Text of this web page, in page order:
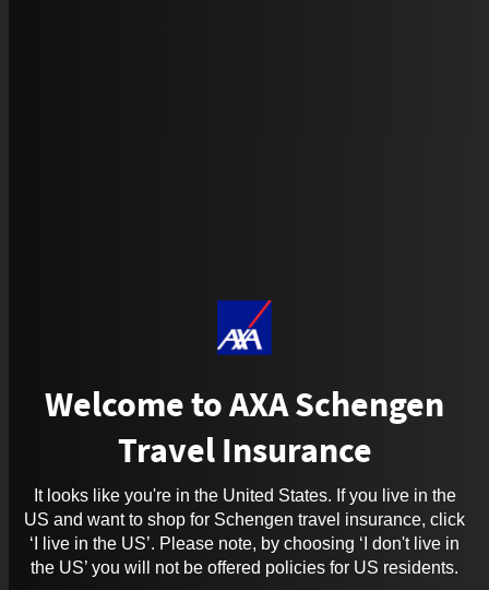
Welcome to AXA Schengen
Travel Insurance
It looks like you're in the United States. If you live in the
US and want to shop for Schengen travel insurance, click
‘I live in the US’. Please note, by choosing ‘I don't live in
the US’ you will not be offered policies for US residents.